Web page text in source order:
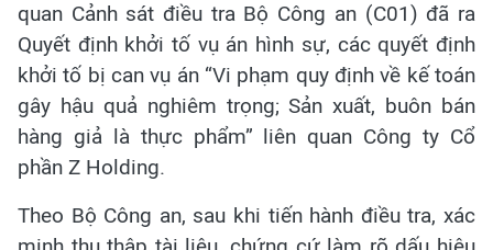
quan Cảnh sát điều tra Bộ Công an (C01) đã ra
Quyết định khởi tố vụ án hình sự, các quyết định
khởi tố bị can vụ án “Vi phạm quy định về kế toán
gây hậu quả nghiêm trọng; Sản xuất, buôn bán
hàng giả là thực phẩm” liên quan Công ty Cổ
phần Z Holding.
Theo Bộ Công an, sau khi tiến hành điều tra, xác